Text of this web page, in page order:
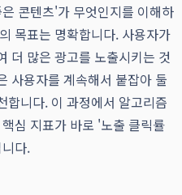
콘텐츠'가 무엇인지를 이해하
목표는 명확합니다. 사용자가
더 많은 광고를 노출시키는 것
사용자를 계속해서 붙잡아 둘
합니다. 이 과정에서 알고리즘
심 지표가 바로 '노출 클릭률
다.